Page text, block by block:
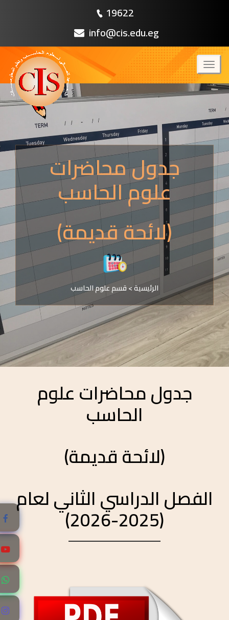
19622
info@cis.edu.eg
جدول محاضرات
علوم الحاسب
(لائحة قديمة)
الرئيسية>قسم علوم الحاسب
جدول محاضرات علوم
الحاسب
(لائحة قديمة)
الفصل الدراسي الثاني لعام
(2025-2026)